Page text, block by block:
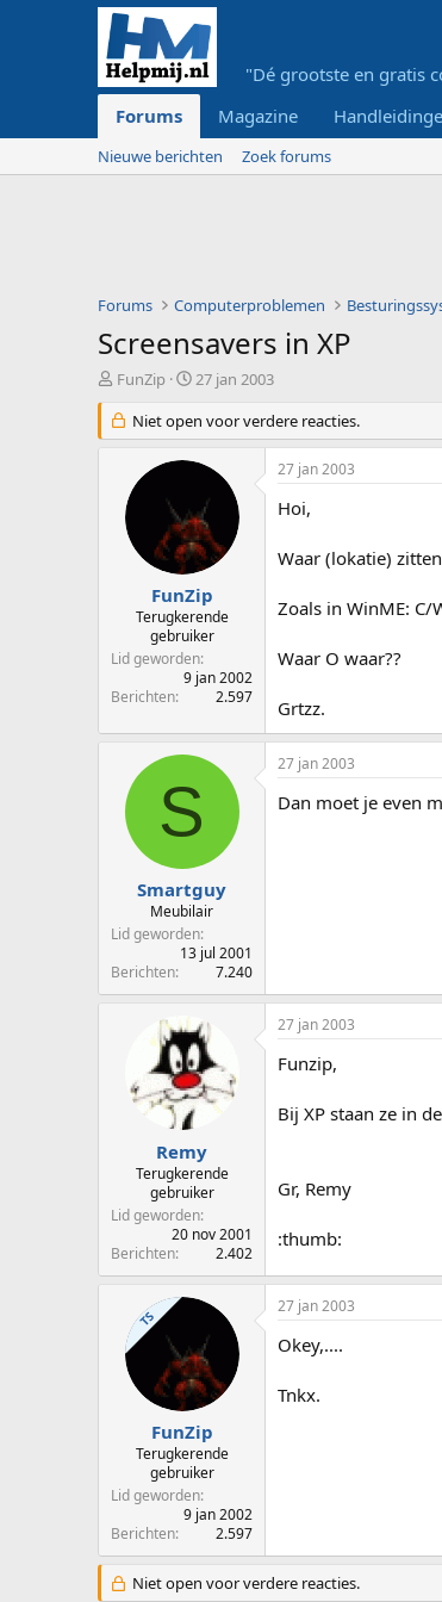
"Dé grootste en gratis
Forums
Magazine
Nieuwe berichten Zoek forums
Forums Computerproblemen
Screensavers in XP
O
d
e
t
r
FunZip
S
a
r
t
a
t
u
m
27 jan 2003
Niet open voor verdere reacties.
FunZip
Terugkerende
gebruiker
Lid geworden
9 jan 2002
Berichten
2.597
27 jan 2003
Hoi,
Waar (lokatie)
Zoals in WinME: C/
Waar O waar??
Grtzz.
S
Smartguy
Meubilair
Lid geworden
13 jul 2001
Berichten
7.240
27 jan 2003
Dan moet je even
Remy
Terugkerende
gebruiker
Lid geworden
20 nov 2001
Berichten
2.402
27 jan 2003
Funzip,
Bij XP staan ze in
Gr, Remy
:thumb:
TS
FunZip
Terugkerende
gebruiker
Lid geworden
9 jan 2002
Berichten
2.597
27 jan 2003
Okey,....
Tnkx.
Niet open voor verdere reacties.